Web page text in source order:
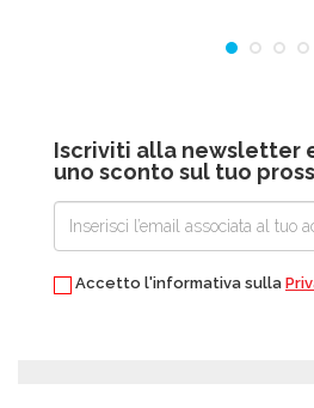
Iscriviti alla newsletter
uno sconto sul tuo
Accetto l'informativa sulla